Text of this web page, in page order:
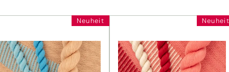
Neuheit Neuheit